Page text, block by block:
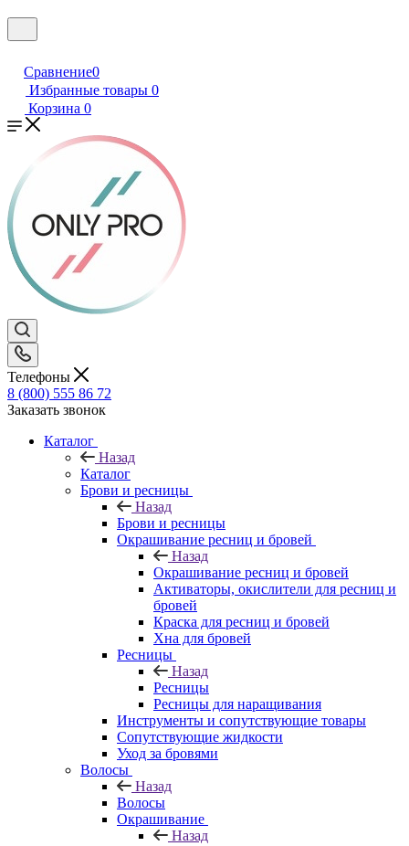
Сравнение0
Избранные товары 0
Корзина 0
Телефоны
8 (800) 555 86 72
Заказать звонок
Каталог
Назад
Каталог
Брови и ресницы
Назад
Брови и ресницы
Окрашивание ресниц и бровей
Назад
Окрашивание ресниц и бровей
Активаторы, окислители для ресниц и
бровей
Краска для ресниц и бровей
Хна для бровей
Ресницы
Назад
Ресницы
Ресницы для наращивания
Инструменты и сопутствующие товары
Сопутствующие жидкости
Уход за бровями
Волосы
Назад
Волосы
Окрашивание
Назад